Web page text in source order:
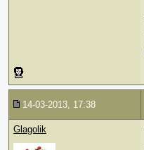
14-03-2013, 17:38
Glagolik